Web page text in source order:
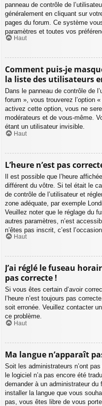
panneau de contrôle de
généralement en cliquant sur
pages du forum. Ce système
paramètres et toutes vos
Haut
Comment puis-je
la liste des utilisateurs
Dans le panneau de contrôle de
forum », vous trouverez l’option
activez cette option, vous ne
modérateurs et de vous-même.
étant un utilisateur invisible.
Haut
L’heure n’est pas
Il est possible que l’heure
différent du vôtre. Si tel était le
de contrôle de l’utilisateur et
zone adéquate, par exemple
Veuillez noter que le réglage du
autres paramètres, n’est
n’êtes pas inscrit, c’est
Haut
J’ai réglé le fuseau
pas correcte !
Si vous êtes certain d’avoir
l’heure n’est toujours pas
soit erronée. Veuillez contacter
ce problème.
Haut
Ma langue n’apparaît
Soit les administrateurs n’ont
le logiciel n’a pas encore été
demander à un administrateur du
installer la langue que vous
pas, vous êtes libre de vous